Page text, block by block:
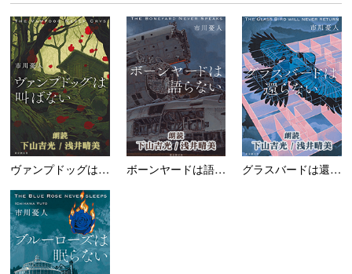
ヴァンプドッグは叫ばな... ボーンヤードは語らない... グラスバードは還らない...